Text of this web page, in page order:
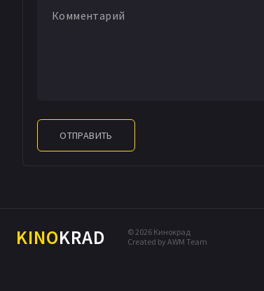
ОТПРАВИТЬ
KINOKRAD
© 2026 Кинокрад
Created by AWM Team